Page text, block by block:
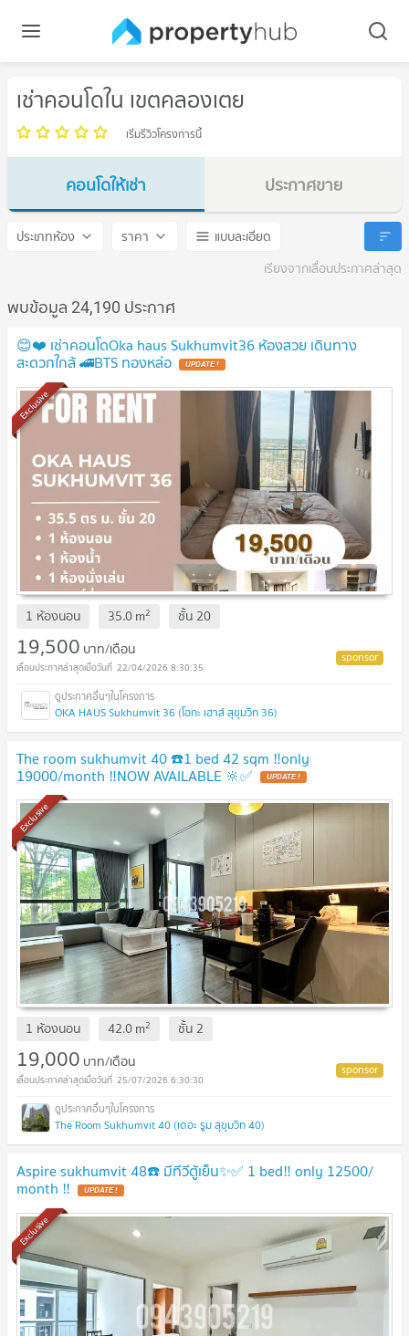
เช่าคอนโดใน เขตคลองเตย
เริ่มรีวิวโครงการนี้
คอนโดให้เช่า
ประกาศขาย
ประเภทห้อง ราคา
แบบละเอียด
เรียงจากเลื่อนประกาศล่าสุด
พบข้อมูล 24,190 ประกาศ
😊❤️ เช่าคอนโดOka haus Sukhumvit36 ห้องสวย เดินทาง
สะดวกใกล้ 🚄BTS ทองหล่อ UPDATE !
Exclusive
1 ห้องนอน 35.0m2 ชั้น 20
19,500 บาท/เดือน
22/04/2026 8:30:35
OKA HAUS Sukhumvit 36 (โอกะ เฮาส์ สุขุมวิท 36)
The room sukhumvit 40 ☎️1 bed 42 sqm ‼️only
19000/month ‼️NOW AVAILABLE 🔆✅ UPDATE !
Exclusive
1 ห้องนอน 42.0m2 ชั้น 2
19,000 บาท/เดือน
25/07/2026 6:30:30
The Room Sukhumvit 40 (เดอะ รูม สุขุมวิท 40)
Aspire sukhumvit 48☎️ มีทีวีตู้เย็น✨✅ 1 bed‼️ only 12500/
month ‼️ UPDATE !
Exclusive